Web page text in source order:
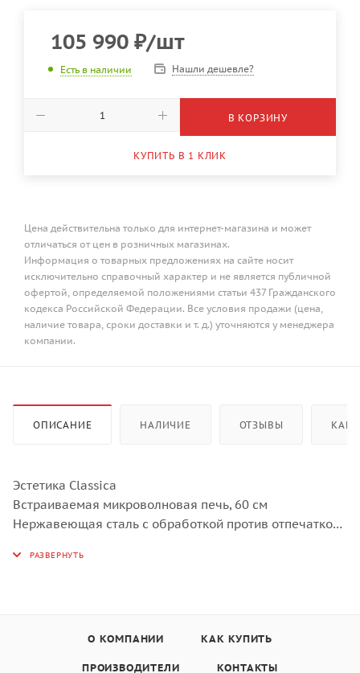
105 990 ₽/шт
Есть в наличии Нашли дешевле?
В КОРЗИНУ
КУПИТЬ В 1 КЛИК
Цена действительна только для интернет-магазина и может
отличаться от цен в розничных магазинах.
Информация о товарных предложениях на сайте носит
исключительно справочный характер и не является публичной
офертой, определяемой положениями статьи 437 Гражданского
кодекса Российской Федерации. Все условия продажи (цена,
наличие товара, сроки доставки и т. д.) уточняются у менеджера
компании.
ОПИСАНИЕ НАЛИЧИЕ ОТЗЫВЫ КАК
Эстетика Classica
Встраиваемая микроволновая печь, 60 см
Нержавеющая сталь с обработкой против отпечатков
Черное стекло Eclipse
Дополнительные функции:
О КОМПАНИИ КАК КУПИТЬ
ПРОИЗВОДИТЕЛИ КОНТАКТЫ